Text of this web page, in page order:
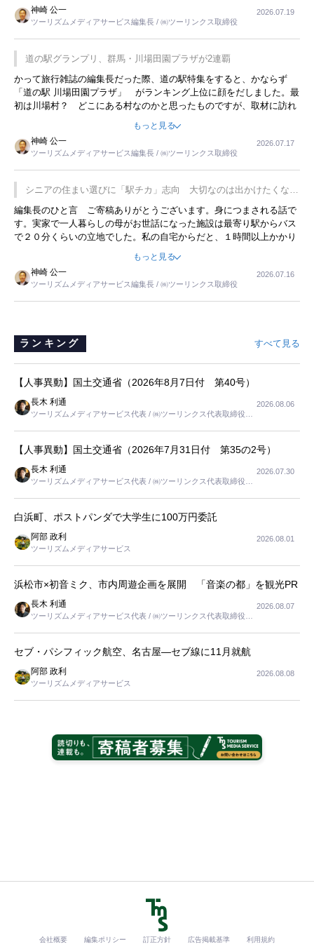
神崎 公一
ツーリズムメディアサービス編集長 / ㈱ツーリンクス取締役
2026.07.19
道の駅グランプリ、群馬・川場田園プラザが2連覇
かって旅行雑誌の編集長だった際、道の駅特集をすると、かならず
「道の駅 川場田園プラザ」 がランキング上位に顔をだしました。最
初は川場村？ どこにある村なのかと思ったものですが、取材に訪れ
した。プレゼンも巧みで、今でも思い出すことが２つあります。一つ
は、従業員に東京ディズニーランドを見学させ、サービス業、接客業
の何かを理解してもらっていることです。 もう一つは1800円もする
プレミアムヨーグルトを販売するにあたり、社内に懸念もあったそう
です。永井社長は、駐車場に都内ナンバーの高級外車が停まっている
ことに目をつけ、高級商品でも売れると確信したそうです。今回の記
事を懐かしく読みました。
もっと見る
神崎 公一
ツーリズムメディアサービス編集長 / ㈱ツーリンクス取締役
2026.07.17
シニアの住まい選びに「駅チカ」志向 大切なのは出かけたくなる
暮らし
編集長のひと言 ご寄稿ありがとうございます。身につまされる話で
す。実家で一人暮らしの母がお世話になった施設は最寄り駅からバス
で２０分くらいの立地でした。私の自宅からだと、１時間以上かかり
すが、私と妹にとっては、半日仕事ででした。シニアの住まい選び
は、当人だけではなく、世話をする家族の足の便も考えない外池ない
と思いました。
もっと見る
神崎 公一
ツーリズムメディアサービス編集長 / ㈱ツーリンクス取締役
2026.07.16
ランキング すべて見る
【人事異動】国土交通省（2026年8月7日付 第40号）
長木 利通
ツーリズムメディアサービス代表 / ㈱ツーリンクス代表取締役社
2026.08.06
【人事異動】国土交通省（2026年7月31日付 第35の2号）
長木 利通
ツーリズムメディアサービス代表 / ㈱ツーリンクス代表取締役社
2026.07.30
白浜町、ポストパンダで大学生に100万円委託
阿部 政利
ツーリズムメディアサービス
2026.08.01
浜松市×初音ミク、市内周遊企画を展開 「音楽の都」を観光PR
長木 利通
ツーリズムメディアサービス代表 / ㈱ツーリンクス代表取締役社
2026.08.07
セブ・パシフィック航空、名古屋―セブ線に11月就航
阿部 政利
ツーリズムメディアサービス
2026.08.08
会社概要 編集ポリシー 訂正方針 広告掲載基準 利用規約